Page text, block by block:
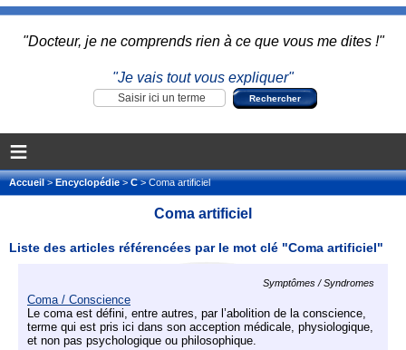
"Docteur, je ne comprends rien à ce que vous me dites !"
"Je vais tout vous expliquer"
≡
Accueil>Encyclopédie>C> Coma artificiel
Coma artificiel
Liste des articles référencées par le mot clé "Coma artificiel"
Symptômes / Syndromes
Coma / Conscience
Le coma est défini, entre autres, par l’abolition de la conscience,
terme qui est pris ici dans son acception médicale, physiologique,
et non pas psychologique ou philosophique.